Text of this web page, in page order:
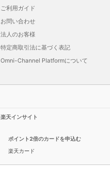
ご利用ガイド
お問い合わせ
法人のお客様
特定商取引法に基づく表記
Omni-Channel Platformについて
天インサイト
ポイント2倍のカードを申込む
楽天カード